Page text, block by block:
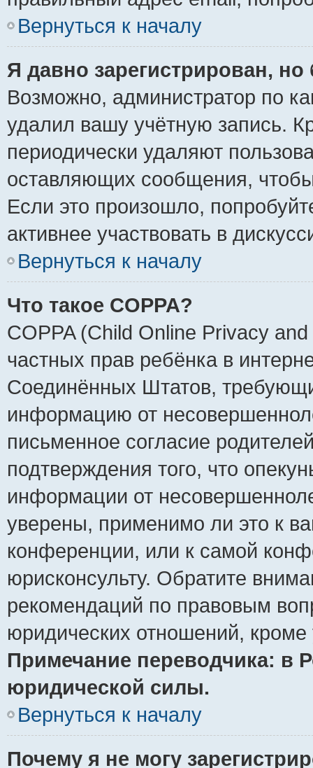
Вернуться к началу
Я давно зарегистрирован,
Возможно, администратор по
удалил вашу учётную запись.
периодически удаляют
оставляющих сообщения,
Если это произошло,
активнее участвовать в
Вернуться к началу
Что такое COPPA?
COPPA (Child Online Privacy
частных прав ребёнка в
Соединённых Штатов,
информацию от
письменное согласие
подтверждения того, что
информации от
уверены, применимо ли это к
конференции, или к самой
юрисконсульту. Обратите
рекомендаций по правовым
юридических отношений,
Примечание переводчика: в
юридической силы.
Вернуться к началу
Почему я не могу